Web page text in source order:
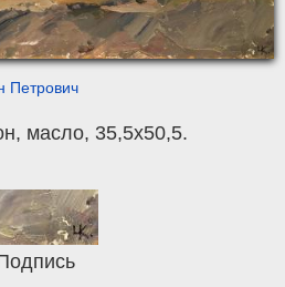
Петрович
, масло, 35,5x50,5.